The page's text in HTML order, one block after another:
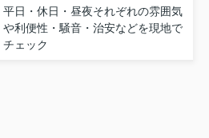
平日・休日・昼夜それぞれの雰囲気
や利便性・騒音・治安などを現地で
チェック